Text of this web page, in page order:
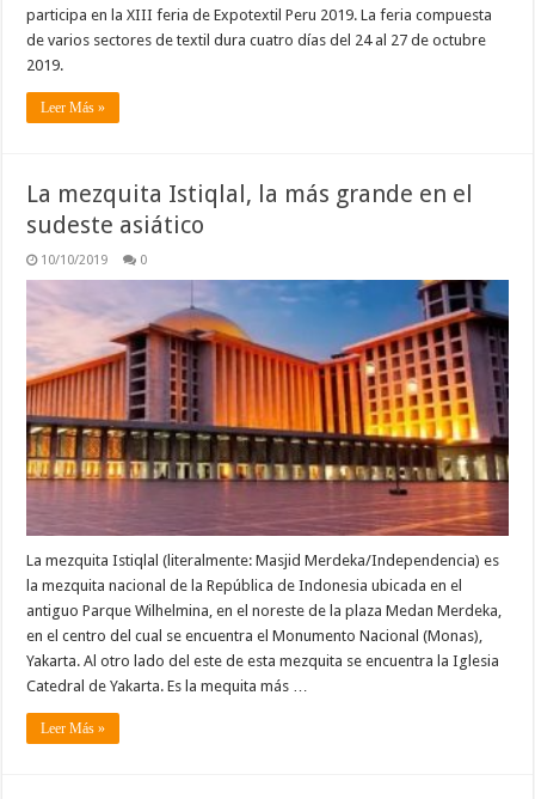
participa en la XIII feria de Expotextil Peru 2019. La feria compuesta
de varios sectores de textil dura cuatro días del 24 al 27 de octubre
2019.
Leer Más »
La mezquita Istiqlal, la más grande en el
sudeste asiático
10/10/2019 0
La mezquita Istiqlal (literalmente: Masjid Merdeka/Independencia) es
la mezquita nacional de la República de Indonesia ubicada en el
antiguo Parque Wilhelmina, en el noreste de la plaza Medan Merdeka,
en el centro del cual se encuentra el Monumento Nacional (Monas),
Yakarta. Al otro lado del este de esta mezquita se encuentra la Iglesia
Catedral de Yakarta. Es la mequita más …
Leer Más »